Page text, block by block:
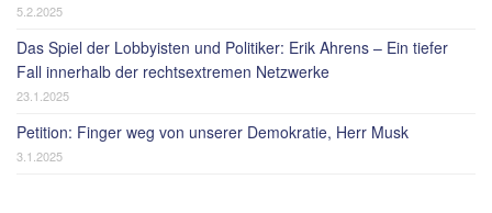
5.2.2025
Das Spiel der Lobbyisten und Politiker: Erik Ahrens – Ein tiefer
Fall innerhalb der rechtsextremen Netzwerke
23.1.2025
Petition: Finger weg von unserer Demokratie, Herr Musk
3.1.2025